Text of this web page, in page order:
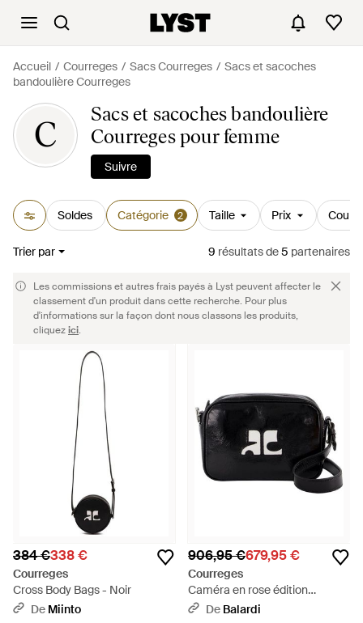
Accueil Courreges Sacs Courreges
Sacs et sacoches
bandoulière Courreges
C
Sacs et sacoches bandoulière
Courreges pour femme
Suivre
Soldes Catégorie 2 Taille Prix
Trier par 9 résultatsde5 partenaires
Les commissions et autres frais payés à Lyst peuvent affecter le
classement d'un produit dans cette recherche. Pour plus
d'informations sur la façon dont nous classons les produits,
cliquezici.
384 €338 €
Courreges
Cross Body Bags - Noir
De Miinto
906,95 €679,95 €
Courreges
Caméra en rose édition
Courregs en cuir noir
De Balardi